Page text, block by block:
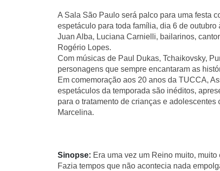
A Sala São Paulo será palco para uma festa
espetáculo para toda família, dia 6 de
Juan Alba, Luciana Carnielli, bailarinos,
Rogério Lopes.
Com músicas de Paul Dukas, Tchaikovsky,
personagens que sempre encantaram as
Em comemoração aos 20 anos da TUCCA,
espetáculos da temporada são inéditos,
para o tratamento de crianças e
Marcelina.
Sinopse: Era uma vez um Reino muito,
Fazia tempos que não acontecia nada